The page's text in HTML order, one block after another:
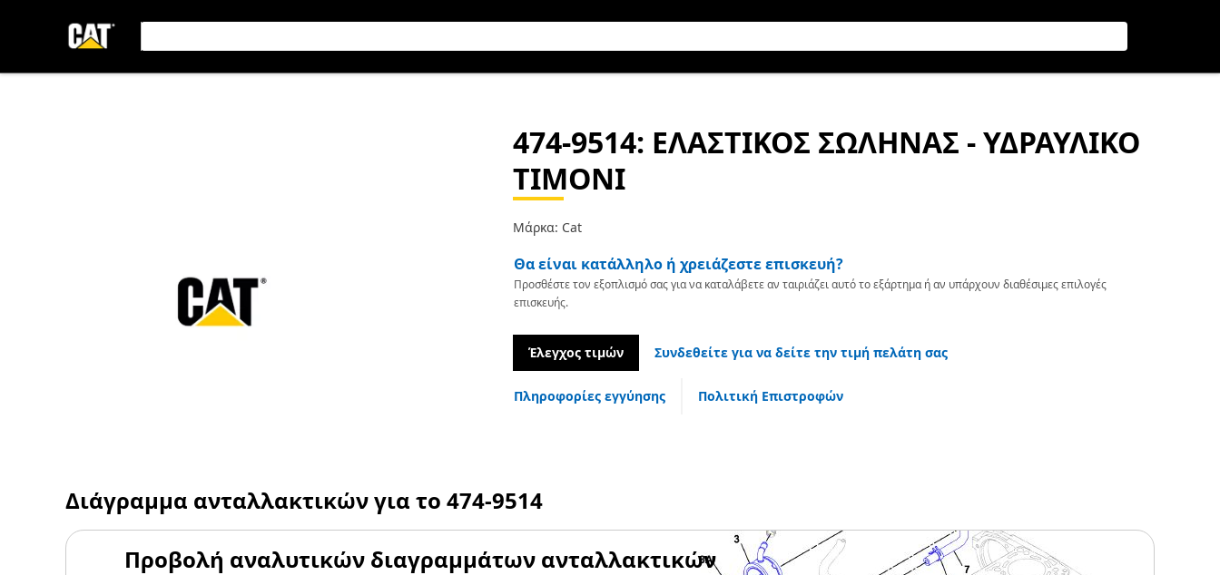
474-9514: ΕΛΑΣΤΙΚΟΣ ΣΩΛΗΝΑΣ - ΥΔΡΑΥΛΙΚΟ
ΤΙΜΟΝΙ
Μάρκα: Cat
Θα είναι κατάλληλο ή χρειάζεστε επισκευή?
Προσθέστε τον εξοπλισμό σας για να καταλάβετε αν ταιριάζει αυτό το εξάρτημα ή αν υπάρχουν διαθέσιμες επιλογές
επισκευής.
Έλεγχος τιμών Συνδεθείτε για να δείτε την τιμή πελάτη σας
Πληροφορίες εγγύησης Πολιτική Επιστροφών
Διάγραμμα ανταλλακτικών για το 474-9514
Προβολή αναλυτικών διαγραμμάτων ανταλλακτικών